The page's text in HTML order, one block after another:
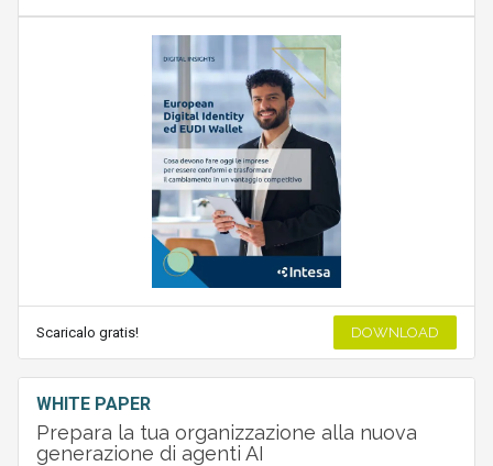
Scaricalo gratis! DOWNLOAD
WHITE PAPER
Prepara la tua organizzazione alla nuova
generazione di agenti AI